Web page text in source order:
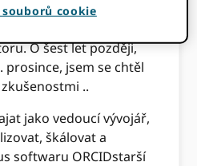
rozvíjet pět startupů,
O šest let později,
prosince, jsem se chtěl
..
jako vedoucí vývojář,
škálovat a
softwaru ORCIDstarší
cookie